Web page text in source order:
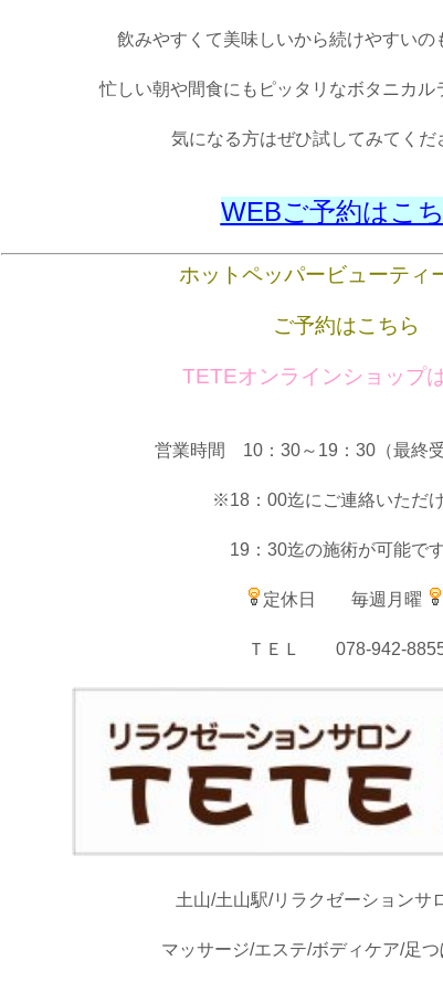
飲みやすくて美味しいから続けやすいの
忙しい朝や間食にもピッタリなボタニカル
気になる方はぜひ試してみてくだ
WEBご予約はこ
ホットペッパービューティ
ご予約はこちら
TETEオンラインショップ
営業時間 10：30～19：30（最終受
※18：00迄にご連絡いただ
19：30迄の施術が可能です
定休日 毎週月曜
ＴＥＬ 078-942-
土山/土山駅/リラクゼーションサ
マッサージ/エステ/ボディケア/足